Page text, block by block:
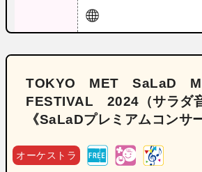
TOKYO MET SaLaD
FESTIVAL 2024（サラダ音
《SaLaDプレミアムコンサ
オーケストラ